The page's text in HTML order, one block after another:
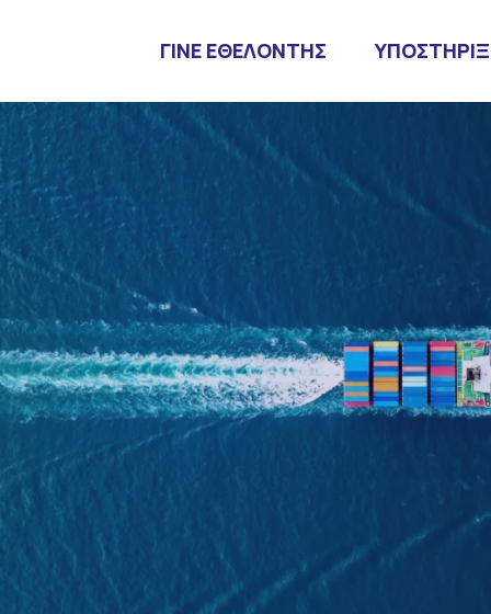
ΓΙΝΕ ΕΘΕΛΟΝΤΗΣ
Universities
Days